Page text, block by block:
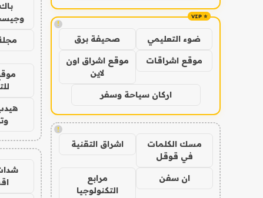
!
ضوء التعليمي صحيفة برق
موقع اشراقات
موقع اشراق اون
لاين
اركان سياحة وسفر
!
مسك الكلمات
في قوقل
اشراق التقنية
ان سفن
مرابع
التكنولوجيا